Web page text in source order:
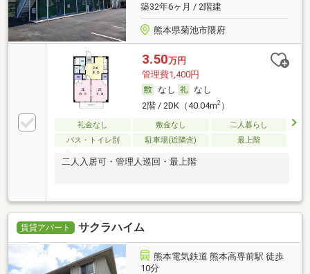
築32年6ヶ月 / 2階建
熊本県菊池市隈府
3.50万円
管理費1,400円
なし
なし
2階 / 2DK（40.04m2）
礼金なし 敷金なし
二人暮らし
バス・トイレ別
駐車場(近隣含) 最上階
二人入居可・管理人巡回・最上階
賃貸アパート サクラハイム
熊本電気鉄道 熊本高専前駅 徒歩
10分